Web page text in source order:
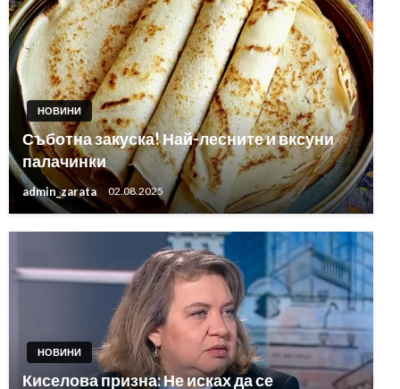
НОВИНИ
Съботна закуска! Най-лесните и вксуни
палачинки
admin_zarata 02.08.2025
НОВИНИ
Киселова призна: Не исках да се